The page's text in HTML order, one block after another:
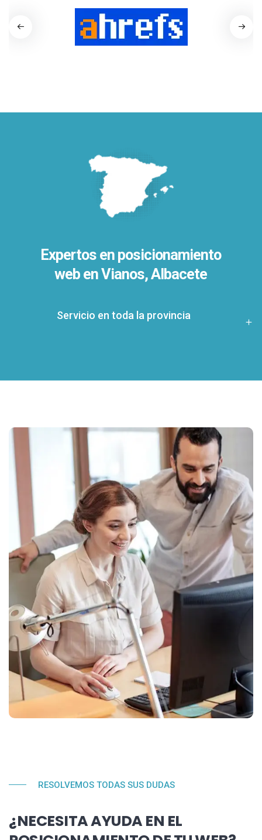
Expertos en posicionamiento
web en Vianos, Albacete
Servicio en toda la provincia
RESOLVEMOS TODAS SUS DUDAS
¿NECESITA AYUDA EN EL